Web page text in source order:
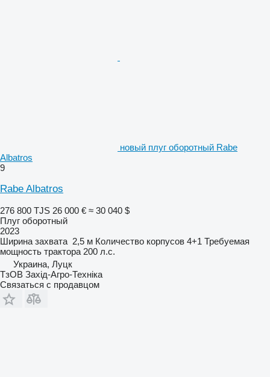
новый плуг оборотный Rabe
Albatros
9
Rabe Albatros
276 800 TJS 26 000 € ≈ 30 040 $
Плуг оборотный
2023
Ширина захвата 2,5 м Количество корпусов 4+1 Требуемая
мощность трактора 200 л.с.
Украина, Луцк
ТзОВ Захід-Агро-Техніка
Связаться с продавцом